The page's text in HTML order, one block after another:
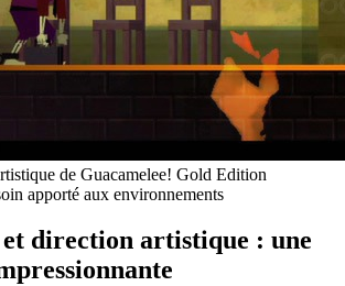
de Guacamelee! Gold Edition
apporté aux environnements
direction artistique : une